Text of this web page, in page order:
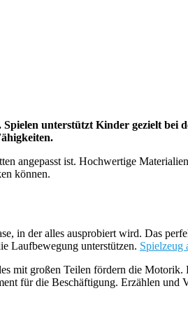
unterstützt Kinder gezielt
angepasst ist. Hochwertige
können.
in der alles ausprobiert wird. Das
Laufbewegung unterstützen. Spielzeug
mit großen Teilen fördern die
für die Beschäftigung. Erzählen und